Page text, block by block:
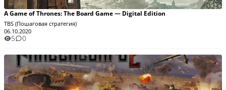
A Game of Thrones: The Board Game — Digital Edition
TBS (Пошаговая стратегия)
06.10.2020
5 0